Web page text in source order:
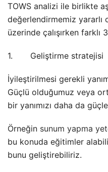
TOWS analizi ile birlikte
değerlendirmemiz yararlı
üzerinde çalışırken farklı
1. Geliştirme stratejisi
İyileştirilmesi gerekli
Güçlü olduğumuz veya
bir yanımızı daha da
Örneğin sunum yapma
bu konuda eğitimler
bunu geliştirebiliriz.